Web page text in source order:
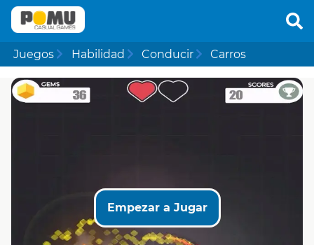
Juegos Habilidad Conducir Carros
Empezar a Jugar